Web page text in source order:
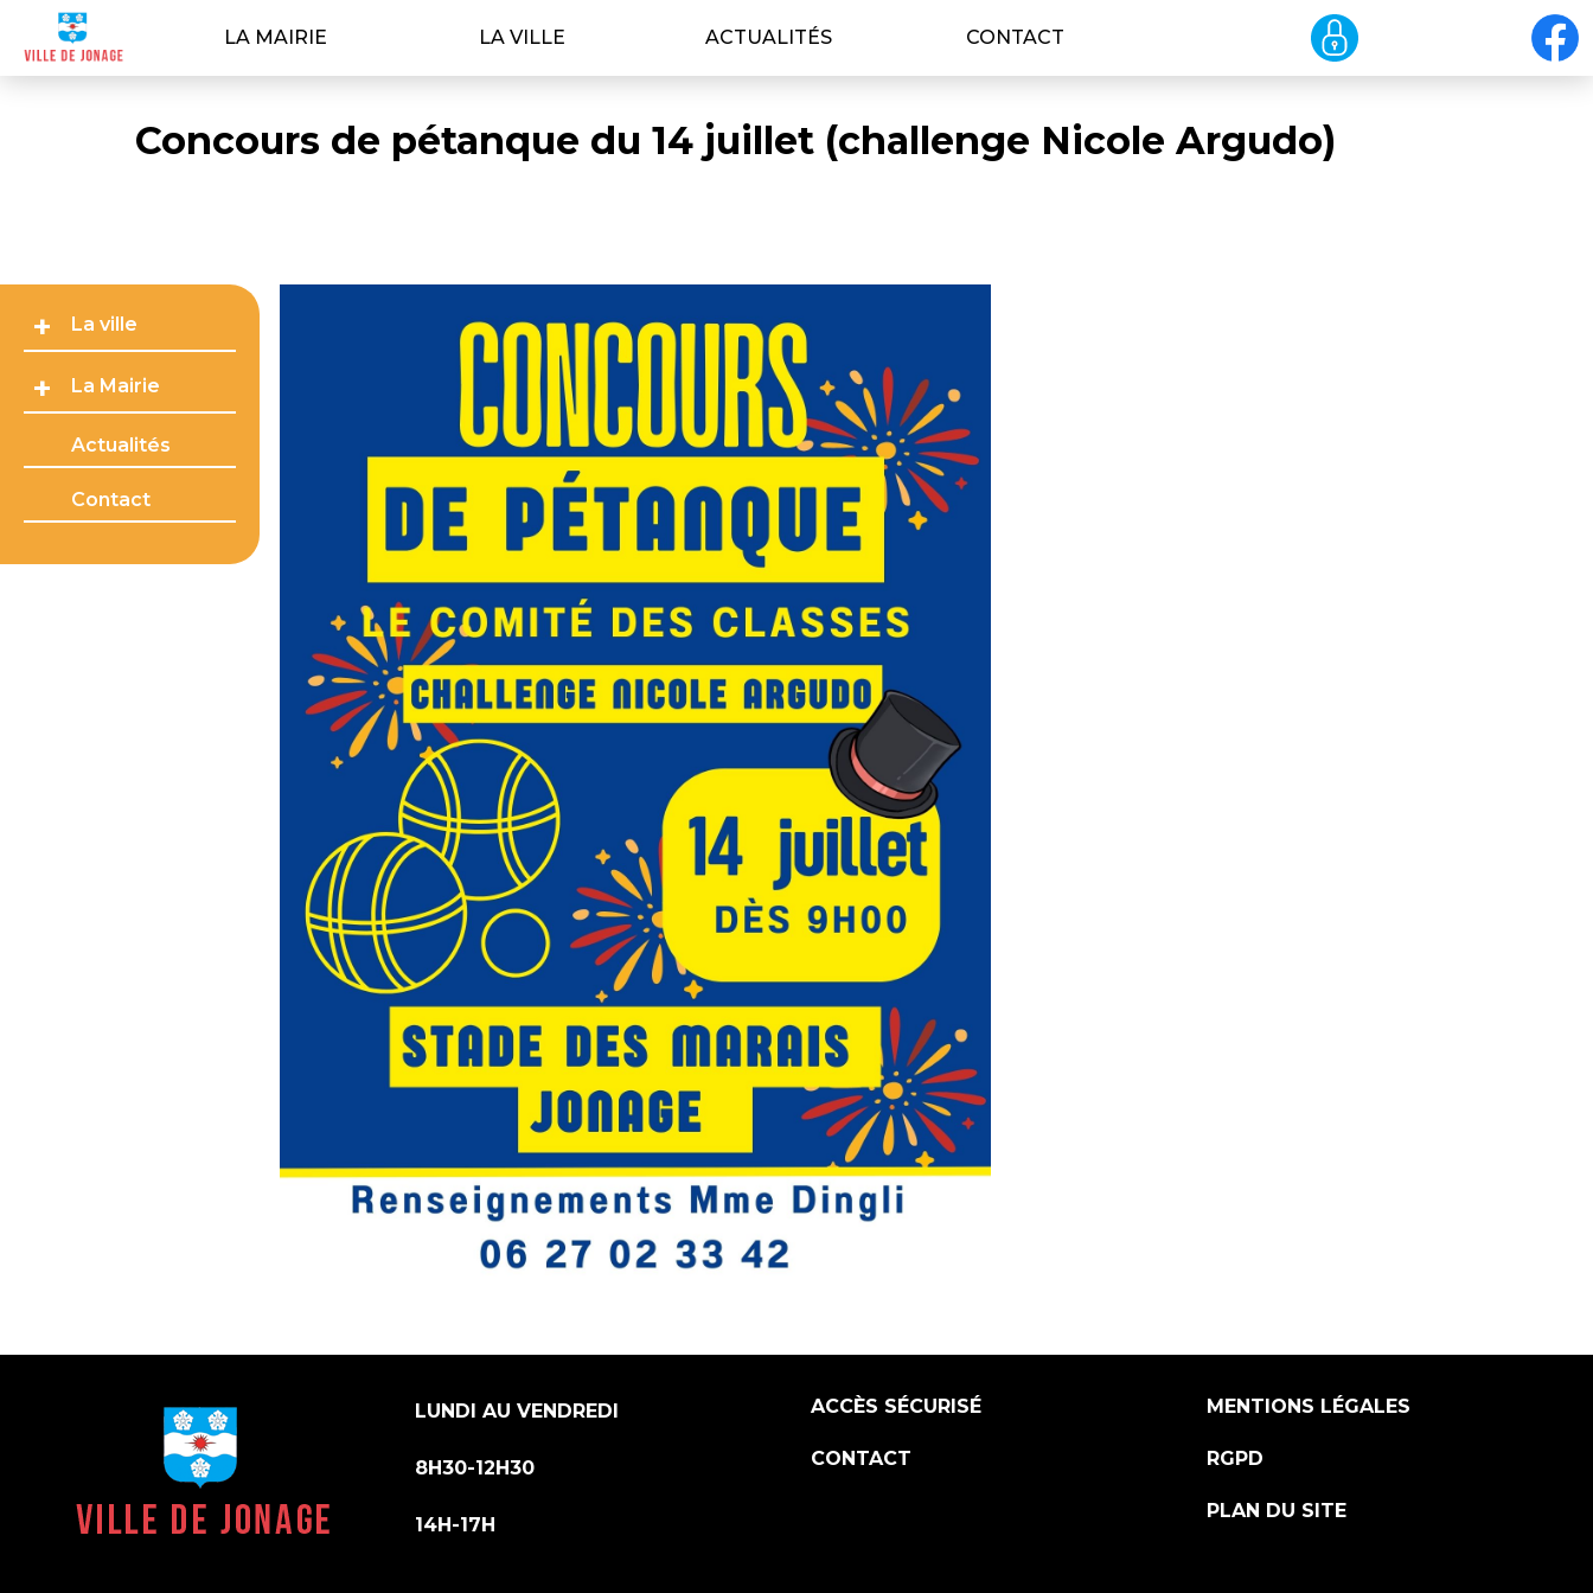
LA MAIRIE LA VILLE ACTUALITÉS CONTACT
Concours de pétanque du 14 juillet (challenge Nicole Argudo)
La ville
La Mairie
Actualités
Contact
LUNDI AU VENDREDI
8H30-12H30
14H-17H
ACCÈS SÉCURISÉ
CONTACT
MENTIONS LÉGALES
RGPD
PLAN DU SITE